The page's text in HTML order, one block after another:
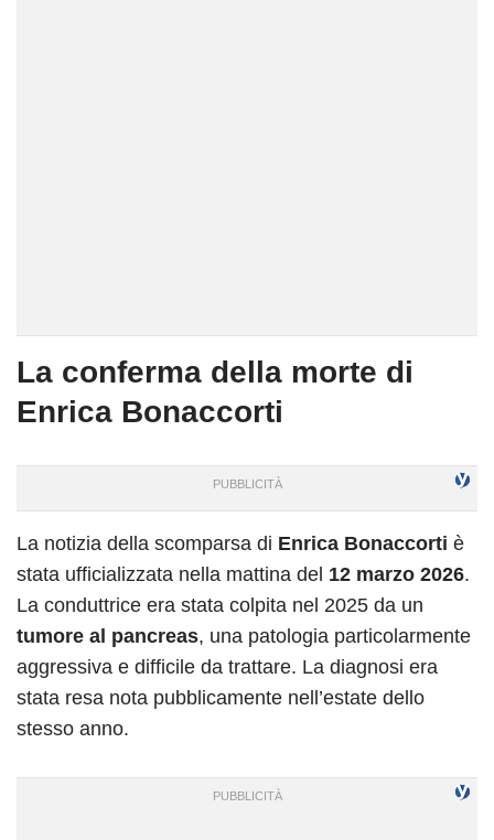
La conferma della morte di
Enrica Bonaccorti
La notizia della scomparsa di Enrica Bonaccorti è
stata ufficializzata nella mattina del 12 marzo 2026.
La conduttrice era stata colpita nel 2025 da un
tumore al pancreas, una patologia particolarmente
aggressiva e difficile da trattare. La diagnosi era
stata resa nota pubblicamente nell’estate dello
stesso anno.